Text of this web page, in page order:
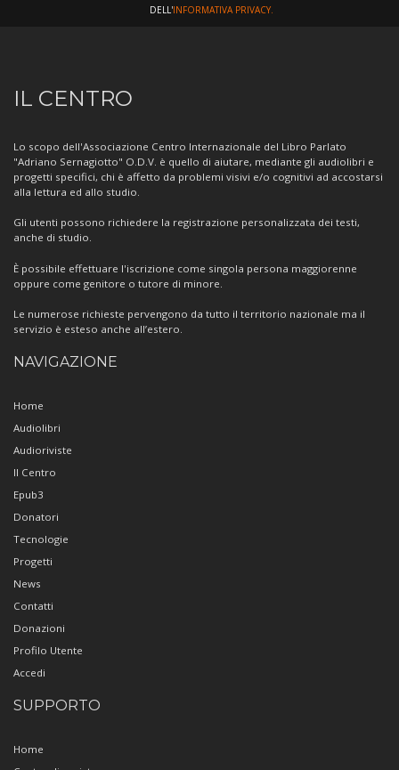
DELL'INFORMATIVA PRIVACY.
Informazioni
sul
Centro
IL CENTRO
Lo scopo dell'Associazione Centro Internazionale del Libro Parlato
"Adriano Sernagiotto" O.D.V. è quello di aiutare, mediante gli audiolibri e
progetti specifici, chi è affetto da problemi visivi e/o cognitivi ad accostarsi
alla lettura ed allo studio.
Gli utenti possono richiedere la registrazione personalizzata dei testi,
anche di studio.
È possibile effettuare l'iscrizione come singola persona maggiorenne
oppure come genitore o tutore di minore.
Le numerose richieste pervengono da tutto il territorio nazionale ma il
servizio è esteso anche all’estero.
NAVIGAZIONE
Home
Audiolibri
Audioriviste
Il Centro
Epub3
Donatori
Tecnologie
Progetti
News
Contatti
Donazioni
Profilo Utente
Accedi
SUPPORTO
Home